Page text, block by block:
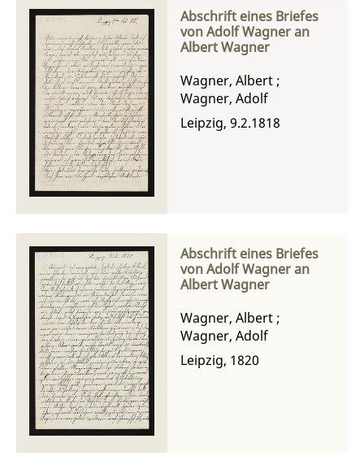
Abschrift eines Briefes
von Adolf Wagner an
Albert Wagner
Wagner, Albert ;
Wagner, Adolf
Leipzig, 9.2.1818
Abschrift eines Briefes
von Adolf Wagner an
Albert Wagner
Wagner, Albert ;
Wagner, Adolf
Leipzig, 1820